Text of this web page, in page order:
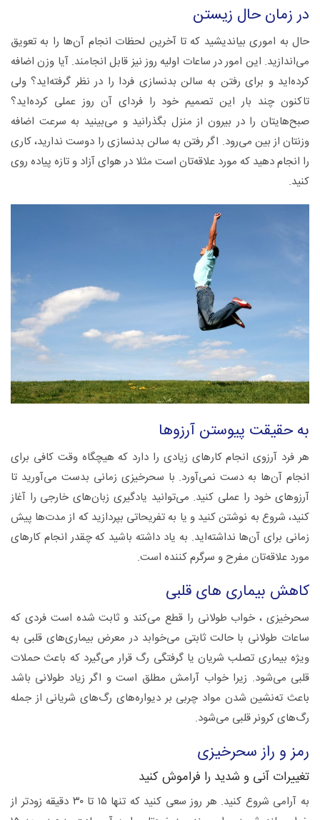
در زمان حال زیستن
حال به اموری بیاندیشید که تا آخرین لحظات انجام آن‌ها را به تعویق
می‌اندازید. این امور در ساعات اولیه روز نیز قابل انجامند. آیا وزن اضافه
کرده‌اید و برای رفتن به سالن بدنسازی فردا را در نظر گرفته‌اید؟ ولی
تاکنون چند بار این تصمیم خود را فردای آن روز عملی کرده‌اید؟
صبح‌هایتان را در بیرون از منزل بگذرانید و می‌بینید به سرعت اضافه
وزنتان از بین می‌رود. اگر رفتن به سالن بدنسازی را دوست ندارید، کاری
را انجام دهید که مورد علاقه‌تان است مثلا در هوای آزاد و تازه پیاده روی
کنید.
به حقیقت پیوستن آرزوها
هر فرد آرزوی انجام کارهای زیادی را دارد که هیچگاه وقت کافی برای
انجام آن‌ها به دست نمی‌آورد. با سحرخیزی زمانی بدست می‌آورید تا
آرزوهای خود را عملی کنید. می‌توانید یادگیری زبان‌های خارجی را آغاز
کنید، شروع به نوشتن کنید و یا به تفریحاتی بپردازید که از مدت‌ها پیش
زمانی برای آن‌ها نداشته‌اید. به یاد داشته باشید که چقدر انجام کارهای
مورد علاقه‌تان مفرح و سرگرم کننده است.
کاهش بیماری های قلبی
سحرخیزی ، خواب طولانی را قطع می‌کند و ثابت شده است فردی که
ساعات طولانی با حالت ثابتی می‌خوابد در معرض بیماری‌های قلبی به
ویژه بیماری تصلب شریان یا گرفتگی رگ قرار می‌گیرد که باعث حملات
قلبی می‌شود. زیرا خواب آرامش مطلق است و اگر زیاد طولانی باشد
باعث ته‌نشین شدن مواد چربی بر دیواره‌های رگ‌های شریانی از جمله
رگ‌های کرونر قلبی می‌شود.
رمز و راز سحرخیزی
تغییرات آنی و شدید را فراموش کنید
به آرامی شروع کنید. هر روز سعی کنید که تنها ۱۵ تا ۳۰ دقیقه زودتر از